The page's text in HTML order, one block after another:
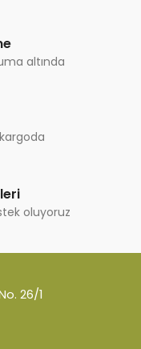
altında
oluyoruz
26/1